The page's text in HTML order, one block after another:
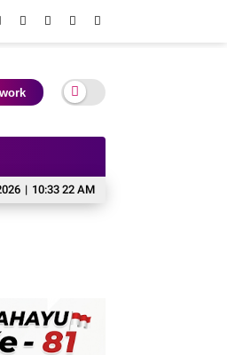
| 10:33 24 AM
Rambai, Bakal Dilaporkan SMSI